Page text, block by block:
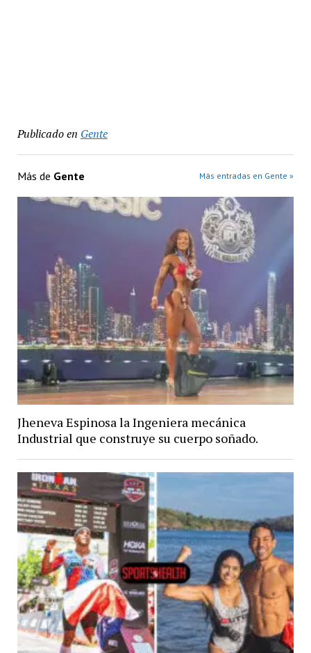
Publicado en Gente
Más de Gente Más entradas en Gente »
Jheneva Espinosa la Ingeniera mecánica
Industrial que construye su cuerpo soñado.